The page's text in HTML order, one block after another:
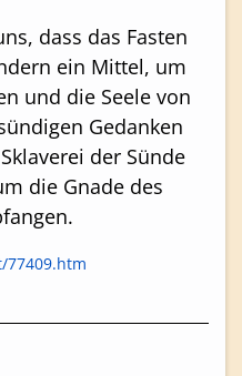
dass das Fasten
ein Mittel, um
und die Seele von
Gedanken
der Sünde
die Gnade des